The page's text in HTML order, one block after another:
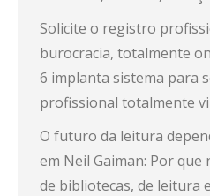
Solicite o registro
burocracia, totalmente
6 implanta sistema para
profissional totalmente
O futuro da leitura
em Neil Gaiman: Por
de bibliotecas, de leitura